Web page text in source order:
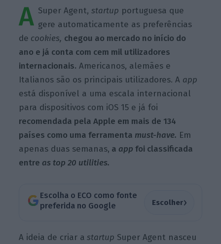
A Super Agent,startup portuguesa que
gere automaticamente as preferências
de cookies, chegou ao mercado no início do
ano e já conta com cem mil utilizadores
internacionais. Americanos, alemães e
Italianos são os principais utilizadores. A app
está disponível a uma escala internacional
para dispositivos com iOS 15 e já foi
recomendada pela Apple em mais de 134
países como uma ferramenta must-have. Em
apenas duas semanas, a app foi classificada
entre as top 20 utilities.
Escolha o ECO como fonte
preferida no Google
Escolher›
A ideia de criar a startup Super Agent nasceu